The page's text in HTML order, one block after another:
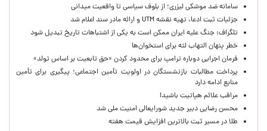
سامانه ضد موشکی لیزری؛ از بلوف سیاسی تا واقعیت میدانی
جزئیات ثبت ادعا، تهیه نقشه UTM و ارائه مادر سند اعلام شد
تلگراف: جنگ علیه ایران ممکن است به یکی از اشتباهات تاریخ تبدیل شود
خطر پنهان التهاب لثه برای استخوان‌ها
فرمان اجرایی دوباره ترامپ برای محدود کردن «حق تابعیت بر اساس تولد»
پرداخت مطالبات بازنشستگان در اولویت تأمین اجتماعی؛ پیگیری برای تأمین
منابع ادامه دارد
مراقب علائم هپاتیت باشید!
محسن رضایی دبیر جدید شورایعالی امنیت ملی شد
طلا در مسیر ثبت بالاترین افزایش قیمت هفته